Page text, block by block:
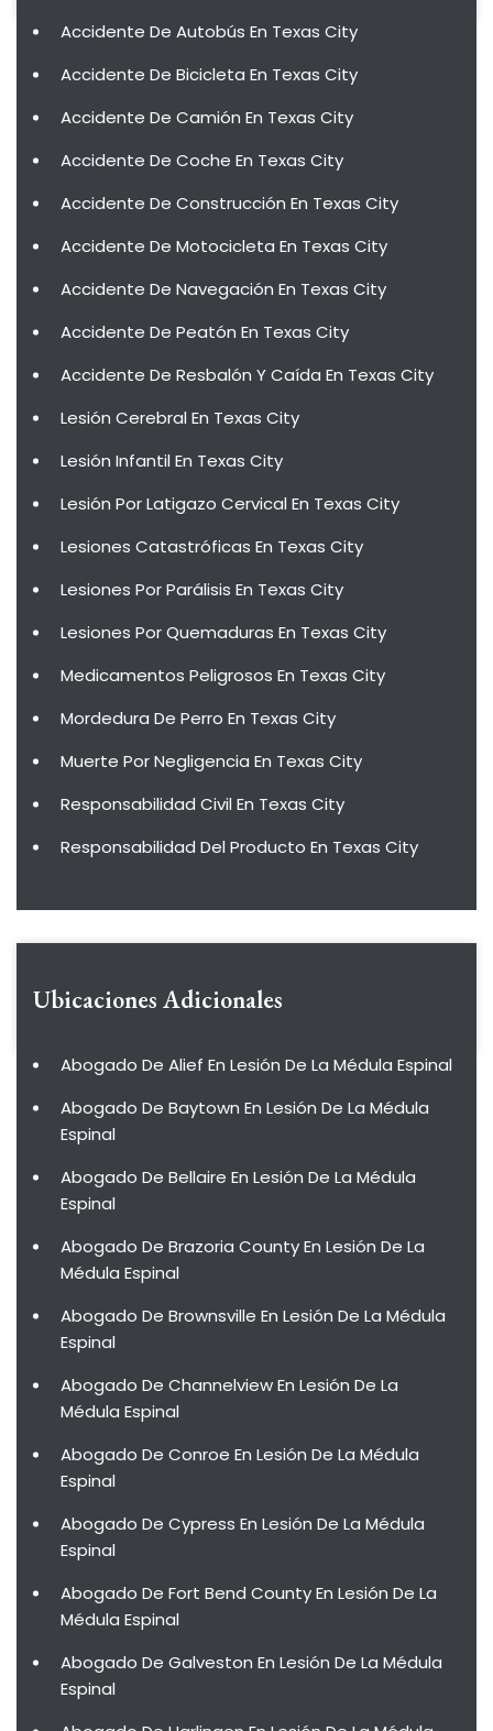
Accidente De Autobús En Texas City
Accidente De Bicicleta En Texas City
Accidente De Camión En Texas City
Accidente De Coche En Texas City
Accidente De Construcción En Texas City
Accidente De Motocicleta En Texas City
Accidente De Navegación En Texas City
Accidente De Peatón En Texas City
Accidente De Resbalón Y Caída En Texas City
Lesión Cerebral En Texas City
Lesión Infantil En Texas City
Lesión Por Latigazo Cervical En Texas City
Lesiones Catastróficas En Texas City
Lesiones Por Parálisis En Texas City
Lesiones Por Quemaduras En Texas City
Medicamentos Peligrosos En Texas City
Mordedura De Perro En Texas City
Muerte Por Negligencia En Texas City
Responsabilidad Civil En Texas City
Responsabilidad Del Producto En Texas City
Ubicaciones Adicionales
Abogado De Alief En Lesión De La Médula Espinal
Abogado De Baytown En Lesión De La Médula
Espinal
Abogado De Bellaire En Lesión De La Médula
Espinal
Abogado De Brazoria County En Lesión De La
Médula Espinal
Abogado De Brownsville En Lesión De La Médula
Espinal
Abogado De Channelview En Lesión De La
Médula Espinal
Abogado De Conroe En Lesión De La Médula
Espinal
Abogado De Cypress En Lesión De La Médula
Espinal
Abogado De Fort Bend County En Lesión De La
Médula Espinal
Abogado De Galveston En Lesión De La Médula
Espinal